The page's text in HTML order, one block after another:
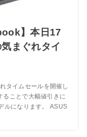
】本日17
まぐれタイ
タイムセールを開催し
ることで大幅値引きに
ルになります。 ASUS